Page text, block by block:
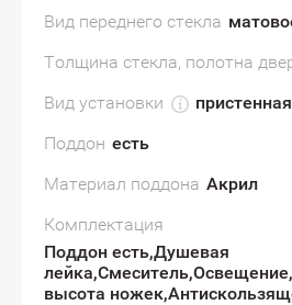
Вид переднего стекла
Толщина стекла, полотна
Вид установки
пристенная
Поддон есть
Материал поддона Акрил
Комплектация
Поддон есть,Душевая
высота